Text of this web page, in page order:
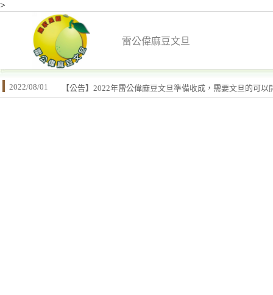
>
雷公偉麻豆文旦
2022/08/01 【公告】2022年雷公偉麻豆文旦準備收成，需要文旦的可以